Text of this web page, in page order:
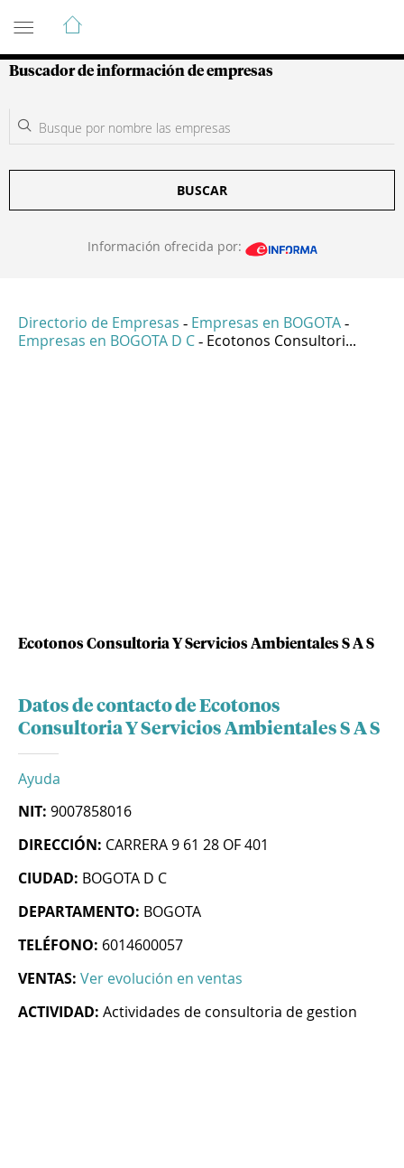
Guía de Empresas Colombianas
Buscador de información de empresas
BUSCAR
Información ofrecida por:
Directorio de Empresas - Empresas en BOGOTA -
Empresas en BOGOTA D C - Ecotonos Consultori...
Ecotonos Consultoria Y Servicios Ambientales S A S
Datos de contacto de Ecotonos
Consultoria Y Servicios Ambientales S A S
Ayuda
NIT: 9007858016
DIRECCIÓN: CARRERA 9 61 28 OF 401
CIUDAD: BOGOTA D C
DEPARTAMENTO: BOGOTA
TELÉFONO: 6014600057
VENTAS: Ver evolución en ventas
ACTIVIDAD: Actividades de consultoria de gestion